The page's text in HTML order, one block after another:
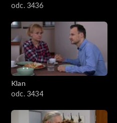
odc. 3436
Klan
odc. 3434